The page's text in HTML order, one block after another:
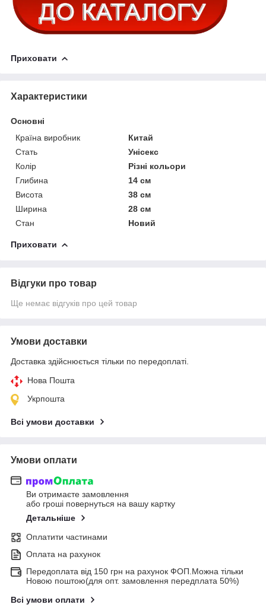
Приховати
Характеристики
Основні
Країна виробник
Китай
Стать
Унісекс
Колір
Різні кольори
Глибина
14 см
Висота
38 см
Ширина
28 см
Стан
Новий
Приховати
Відгуки про товар
Ще немає відгуків про цей товар
Умови доставки
Доставка здійснюється тільки по передоплаті.
Нова Пошта
Укрпошта
Всі умови доставки
Умови оплати
Ви отримаєте замовлення
або гроші повернуться на вашу картку
Детальніше
Оплатити частинами
Оплата на рахунок
Передоплата від 150 грн на рахунок ФОП.Можна тільки
Новою поштою(для опт. замовлення передплата 50%)
Всі умови оплати